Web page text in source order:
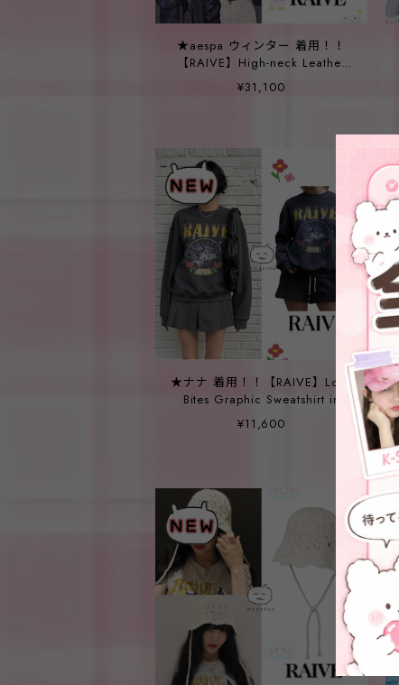
★aespa ウィンター 着用！！
【RAIVE】High-neck Leather
Blouson Jacket_2color
¥31,100
★ナナ 着用！！【RAIVE】Love
Bites Graphic Sweatshirt in
D/Grey
¥11,600